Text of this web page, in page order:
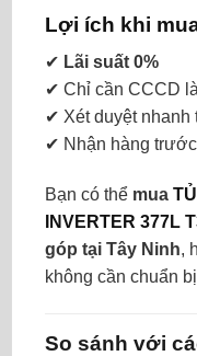
Lợi ích khi
✔ Lãi suất 0%
✔ Chỉ cần CCCD
✔ Xét duyệt nhanh
✔ Nhận hàng
Bạn có thể mua
INVERTER 377L
góp tại Tây Ninh,
không cần chuẩn
So sánh với